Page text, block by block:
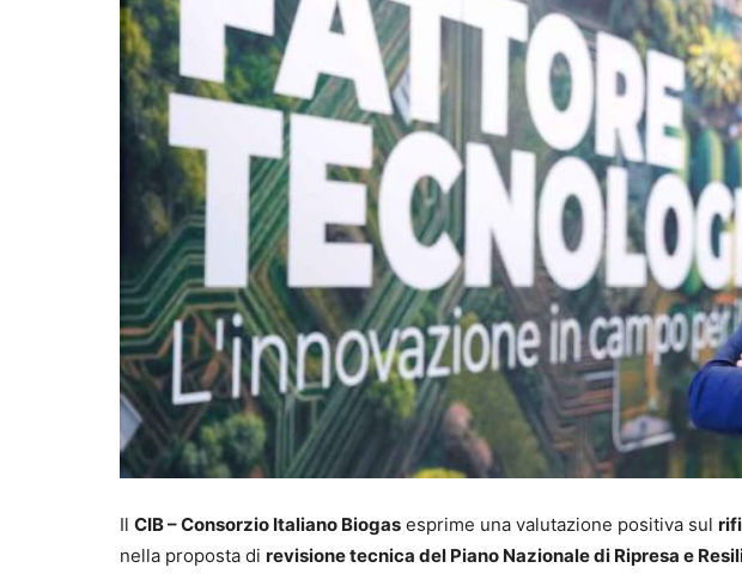
Il CIB – Consorzio Italiano Biogas esprime una valutazione positiva sul
nella proposta di revisione tecnica del Piano Nazionale di Ripresa e